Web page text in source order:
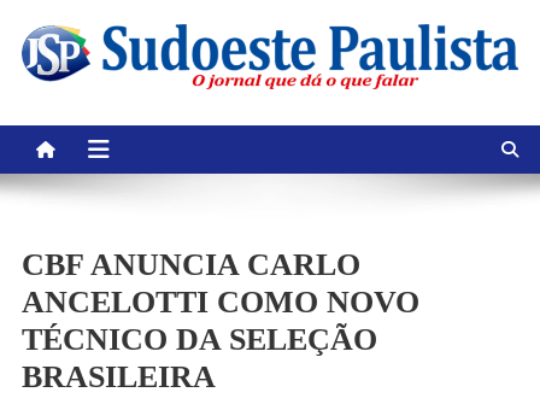
content
CBF ANUNCIA CARLO
ANCELOTTI COMO NOVO
TÉCNICO DA SELEÇÃO
BRASILEIRA